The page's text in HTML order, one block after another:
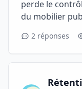
perde le
du mobilier
2 réponses